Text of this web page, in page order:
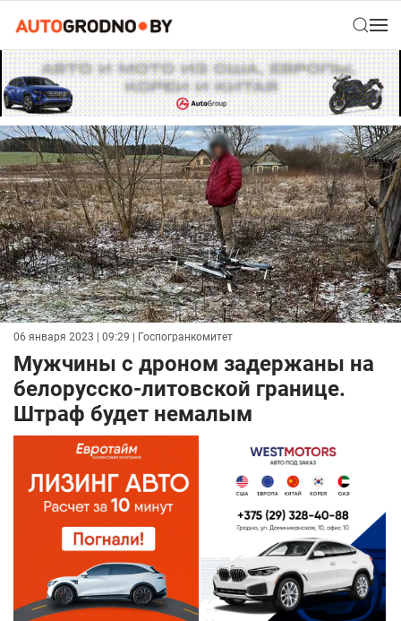
06 января 2023 | 09:29 | Госпогранкомитет
Мужчины с дроном задержаны на
белорусско-литовской границе.
Штраф будет немалым